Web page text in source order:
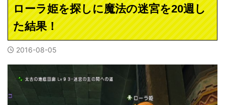
ローラ姫を探しに魔法の迷宮を20週し
た結果！
2016-08-05